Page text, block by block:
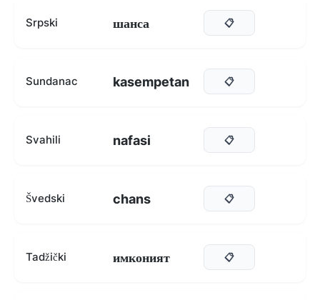
Srpski шанса 📋
Sundanac kasempetan 📋
Svahili nafasi 📋
Švedski chans 📋
Tadžički имконият 📋